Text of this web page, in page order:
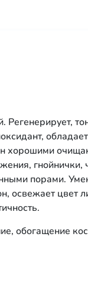
обладает
хорошими
гнойнички,
порами.
освежает цвет
обогащение